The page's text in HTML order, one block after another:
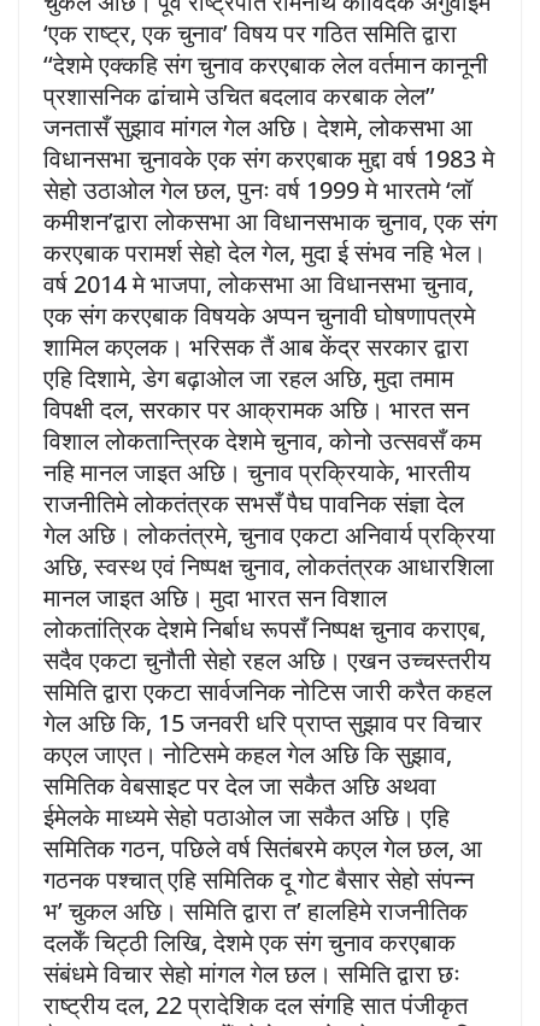
‘एक राष्ट्र, एक चुनाव’ विषय पर गठित समिति द्वारा
‘‘देशमे एक्कहि संग चुनाव करएबाक लेल वर्तमान कानूनी
प्रशासनिक ढांचामे उचित बदलाव करबाक लेल’’
जनतासँ सुझाव मांगल गेल अछि। देशमे, लोकसभा आ
विधानसभा चुनावके एक संग करएबाक मुद्दा वर्ष 1983 मे
सेहो उठाओल गेल छल, पुनः वर्ष 1999 मे भारतमे ‘लॉ
कमीशन’द्वारा लोकसभा आ विधानसभाक चुनाव, एक संग
करएबाक परामर्श सेहो देल गेल, मुदा ई संभव नहि भेल।
वर्ष 2014 मे भाजपा, लोकसभा आ विधानसभा चुनाव,
एक संग करएबाक विषयके अप्पन चुनावी घोषणापत्रमे
शामिल कएलक। भरिसक तैं आब केंद्र सरकार द्वारा
एहि दिशामे, डेग बढ़ाओल जा रहल अछि, मुदा तमाम
विपक्षी दल, सरकार पर आक्रामक अछि। भारत सन
विशाल लोकतान्त्रिक देशमे चुनाव, कोनो उत्सवसँ कम
नहि मानल जाइत अछि। चुनाव प्रक्रियाके, भारतीय
राजनीतिमे लोकतंत्रक सभसँ पैघ पावनिक संज्ञा देल
गेल अछि। लोकतंत्रमे, चुनाव एकटा अनिवार्य प्रक्रिया
अछि, स्वस्थ एवं निष्पक्ष चुनाव, लोकतंत्रक आधारशिला
मानल जाइत अछि। मुदा भारत सन विशाल
लोकतांत्रिक देशमे निर्बाध रूपसँ निष्पक्ष चुनाव कराएब,
सदैव एकटा चुनौती सेहो रहल अछि। एखन उच्चस्तरीय
समिति द्वारा एकटा सार्वजनिक नोटिस जारी करैत कहल
गेल अछि कि, 15 जनवरी धरि प्राप्त सुझाव पर विचार
कएल जाएत। नोटिसमे कहल गेल अछि कि सुझाव,
समितिक वेबसाइट पर देल जा सकैत अछि अथवा
ईमेलके माध्यमे सेहो पठाओल जा सकैत अछि। एहि
समितिक गठन, पछिले वर्ष सितंबरमे कएल गेल छल, आ
गठनक पश्चात् एहि समितिक दू गोट बैसार सेहो संपन्न
भ’ चुकल अछि। समिति द्वारा त’ हालहिमे राजनीतिक
दलकेँ चिट्ठी लिखि, देशमे एक संग चुनाव करएबाक
संबंधमे विचार सेहो मांगल गेल छल। समिति द्वारा छः
राष्ट्रीय दल, 22 प्रादेशिक दल संगहि सात पंजीकृत